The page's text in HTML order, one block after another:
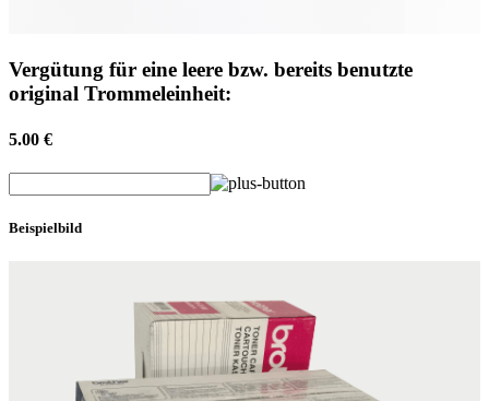
Vergütung für eine leere bzw. bereits benutzte
original Trommeleinheit:
5.00 €
Beispielbild